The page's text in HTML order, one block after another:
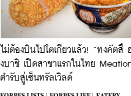
ไม่ต้องบินไปโตเกียวแล้ว! ​“ทงคัตสึ
งบาชิ เปิดสาขาแรกในไทย
ตำรับสู่เซ็นทรัลเวิลด์